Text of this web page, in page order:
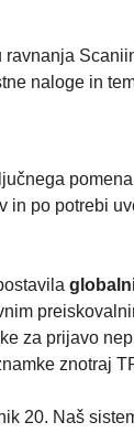
ravnanja
naloge in
in po potrebi
za prijavo
znotraj
20. Naš